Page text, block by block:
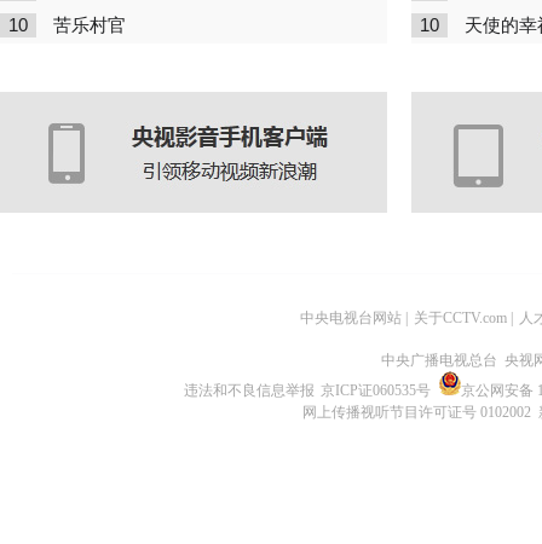
10 苦乐村官 10 天使的幸
中央电视台网站 关于CCTV.com 人
中央广播电视总台 央视
违法和不良信息举报 京ICP证060535号
京公网安备
网上传播视听节目许可证号 0102002